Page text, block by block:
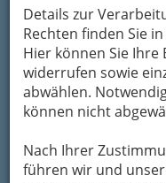
Details zur
Rechten finden Sie
Hier können Sie
widerrufen sowie
abwählen.
können nicht
Nach Ihrer
führen wir und
+43 316 273 589
Karte &
Kategorien
Solution GmbH